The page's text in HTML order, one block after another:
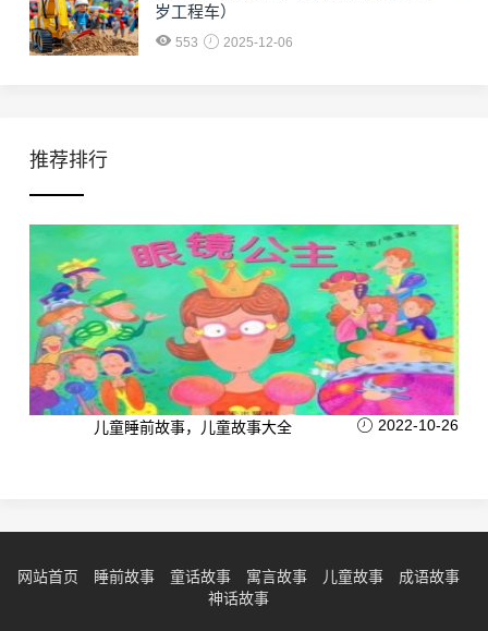
岁工程车）
553 2025-12-06
推荐排行
儿童睡前故事，儿童故事大全 2022-10-26
网站首页 睡前故事 童话故事 寓言故事 儿童故事
成语故事
神话故事